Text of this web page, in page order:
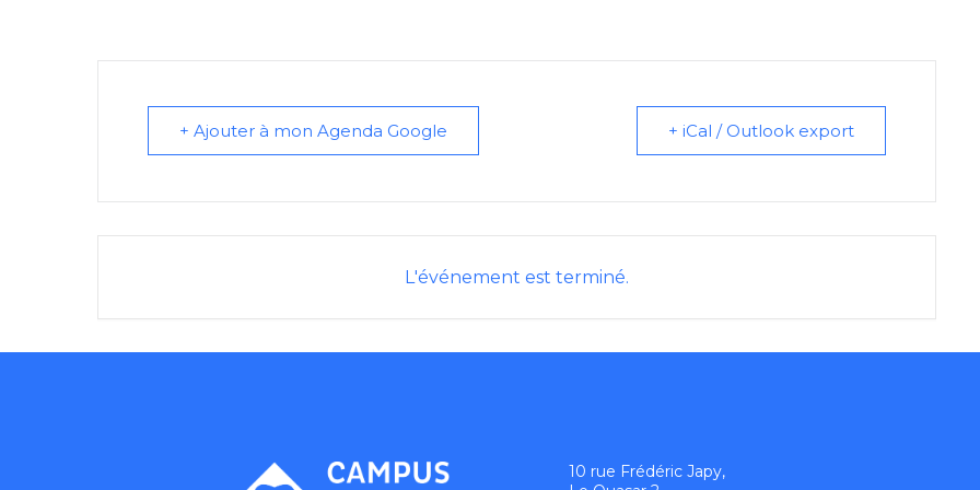
+ Ajouter à mon Agenda Google + iCal / Outlook export
L'événement est terminé.
10 rue Frédéric Japy,